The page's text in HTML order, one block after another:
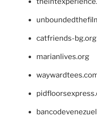
catfriends-bg.org
marianlives.org